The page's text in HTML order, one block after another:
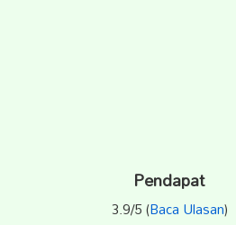
Pendapat
3.9/5 (Baca Ulasan)